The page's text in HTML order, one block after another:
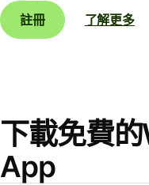
註冊
了解更多
下載免費
App